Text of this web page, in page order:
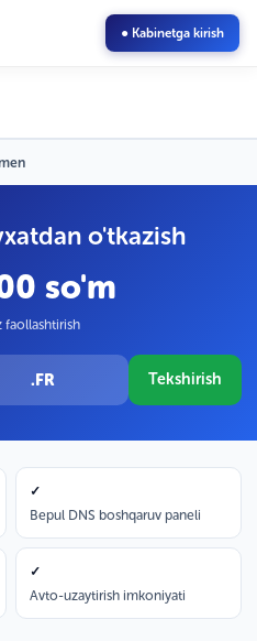
● Kabinetga kirish
o'tkazish
so'm
faollashtirish
.FR Tekshirish
✓
Bepul DNS boshqaruv paneli
✓
Avto-uzaytirish imkoniyati